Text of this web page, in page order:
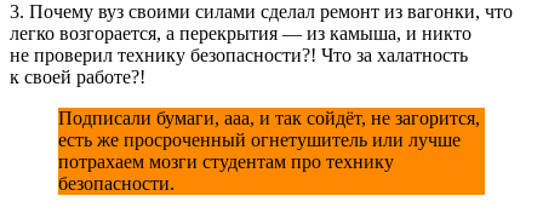
3. Почему вуз своими силами сделал ремонт из вагонки, что
легко возгорается, а перекрытия — из камыша, и никто
не проверил технику безопасности?! Что за халатность
к своей работе?!
Подписали бумаги, ааа, и так сойдёт, не загорится,
есть же просроченный огнетушитель или лучше
потрахаем мозги студентам про технику
безопасности.